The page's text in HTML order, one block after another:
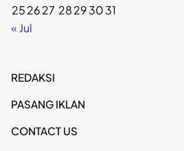
252627 28293031
« Jul
REDAKSI
PASANG IKLAN
CONTACT US